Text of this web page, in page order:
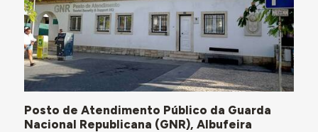
Posto de Atendimento Público da Guarda
Nacional Republicana (GNR), Albufeira